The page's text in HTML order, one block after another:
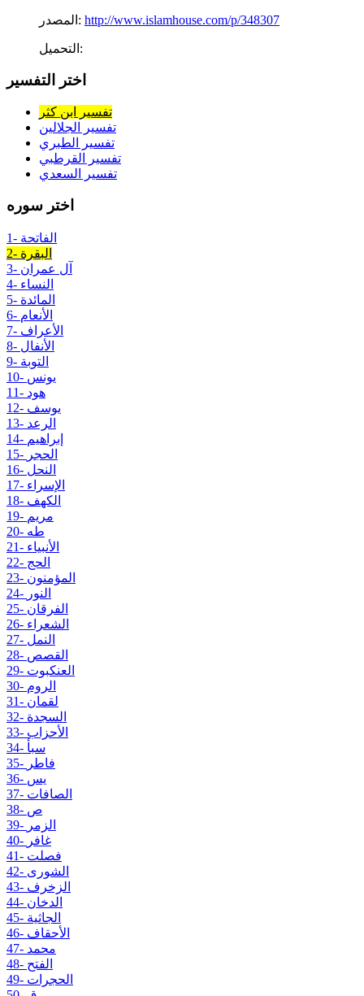
المصدر: http://www.islamhouse.com/p/348307
التحميل:
اختر التفسير
تفسير ابن كثر
تفسير الجلالين
تفسير الطبري
تفسير القرطبي
تفسير السعدي
اختر سوره
1- الفاتحة
2- البقرة
3- آل عمران
4- النساء
5- المائدة
6- الأنعام
7- الأعراف
8- الأنفال
9- التوبة
10- يونس
11- هود
12- يوسف
13- الرعد
14- إبراهيم
15- الحجر
16- النحل
17- الإسراء
18- الكهف
19- مريم
20- طه
21- الأنبياء
22- الحج
23- المؤمنون
24- النور
25- الفرقان
26- الشعراء
27- النمل
28- القصص
29- العنكبوت
30- الروم
31- لقمان
32- السجدة
33- الأحزاب
34- سبأ
35- فاطر
36- يس
37- الصافات
38- ص
39- الزمر
40- غافر
41- فصلت
42- الشورى
43- الزخرف
44- الدخان
45- الجاثية
46- الأحقاف
47- محمد
48- الفتح
49- الحجرات